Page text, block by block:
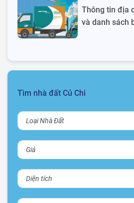
Thông tin địa
và danh sách
Tìm nhà đất Củ Chi